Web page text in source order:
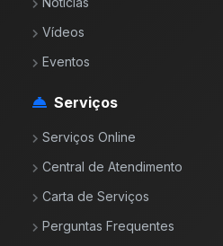
Vídeos
Eventos
Serviços
Serviços Online
Central de Atendimento
Carta de Serviços
Perguntas Frequentes